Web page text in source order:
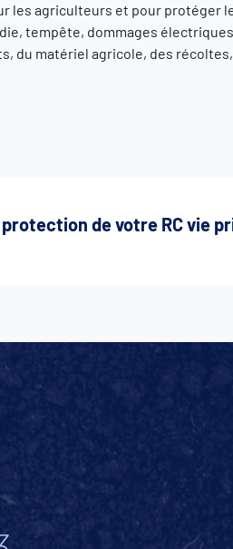
les agriculteurs et pour protéger
tempête, dommages
du matériel agricole, des
de votre RC vie